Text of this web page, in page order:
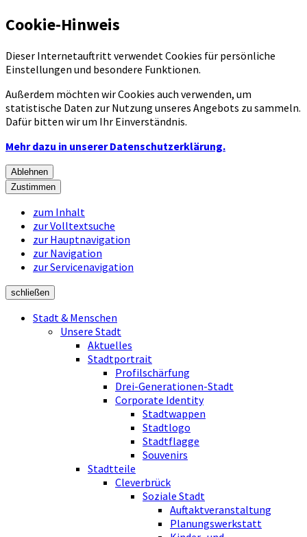
Cookie-Hinweis
Dieser Internetauftritt verwendet Cookies für persönliche
Einstellungen und besondere Funktionen.
Außerdem möchten wir Cookies auch verwenden, um
statistische Daten zur Nutzung unseres Angebots zu sammeln.
Dafür bitten wir um Ihr Einverständnis.
Mehr dazu in unserer Datenschutzerklärung.
Ablehnen
Zustimmen
zum Inhalt
zur Volltextsuche
zur Hauptnavigation
zur Navigation
zur Servicenavigation
schließen
Stadt & Menschen
Unsere Stadt
Aktuelles
Stadtportrait
Profilschärfung
Drei-Generationen-Stadt
Corporate Identity
Stadtwappen
Stadtlogo
Stadtflagge
Souvenirs
Stadtteile
Cleverbrück
Soziale Stadt
Auftaktveranstaltung
Planungswerkstatt